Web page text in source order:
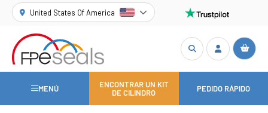
United States Of America
MENÚ
ENCONTRAR UN KIT
DE CILINDRO
PEDIDO RÁPIDO